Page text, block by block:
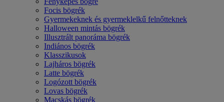
Focis bögrék
Gyermekeknek és gyermeklelkű felnőtteknek
Halloween mintás bögrék
Illusztrált panoráma bögrék
Indiános bögrék
Klasszikusok
Lajháros bögrék
Latte bögrék
Logózott bögrék
Lovas bögrék
Macskás bögrék